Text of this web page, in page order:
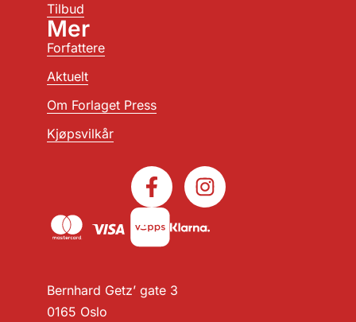
Bernhard Getz’ gate 3
0165 Oslo
Tilbud
Mer
Forfattere
Aktuelt
Om Forlaget Press
Kjøpsvilkår